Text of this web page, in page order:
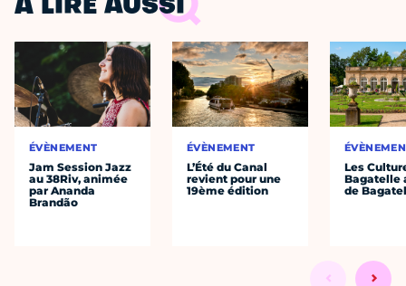
À LIRE AUSSI
ÉVÈNEMENT
Jam Session Jazz
au 38Riv, animée
par Ananda
Brandão
ÉVÈNEMENT
L’Été du Canal
revient pour une
19ème édition
Les
Bagatelle
de